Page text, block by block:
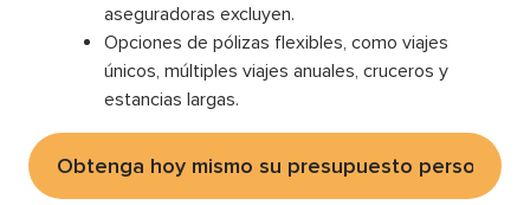
aseguradoras excluyen.
Opciones de pólizas flexibles, como viajes
únicos, múltiples viajes anuales, cruceros y
estancias largas.
Obtenga hoy mismo su presupuesto